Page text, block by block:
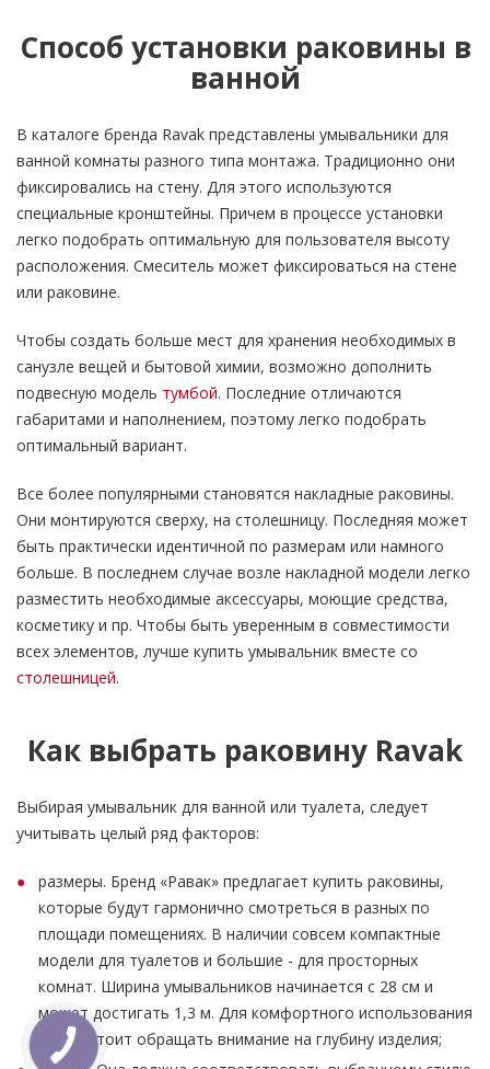
Способ установки раковины в
ванной
В каталоге бренда Ravak представлены умывальники для
ванной комнаты разного типа монтажа. Традиционно они
фиксировались на стену. Для этого используются
специальные кронштейны. Причем в процессе установки
легко подобрать оптимальную для пользователя высоту
расположения. Смеситель может фиксироваться на стене
или раковине.
Чтобы создать больше мест для хранения необходимых в
санузле вещей и бытовой химии, возможно дополнить
подвесную модель тумбой. Последние отличаются
габаритами и наполнением, поэтому легко подобрать
оптимальный вариант.
Все более популярными становятся накладные раковины.
Они монтируются сверху, на столешницу. Последняя может
быть практически идентичной по размерам или намного
больше. В последнем случае возле накладной модели легко
разместить необходимые аксессуары, моющие средства,
косметику и пр. Чтобы быть уверенным в совместимости
всех элементов, лучше купить умывальник вместе со
столешницей.
Как выбрать раковину Ravak
Выбирая умывальник для ванной или туалета, следует
учитывать целый ряд факторов:
размеры. Бренд «Равак» предлагает купить раковины,
которые будут гармонично смотреться в разных по
площади помещениях. В наличии совсем компактные
модели для туалетов и большие - для просторных
комнат. Ширина умывальников начинается с 28 см и
может достигать 1,3 м. Для комфортного использования
также стоит обращать внимание на глубину изделия;